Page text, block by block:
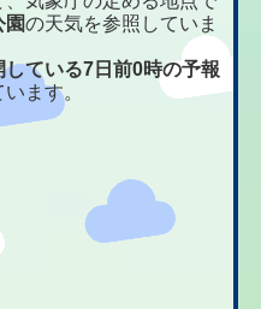
園の天気を参照していま
している7日前0時の予報
ます。